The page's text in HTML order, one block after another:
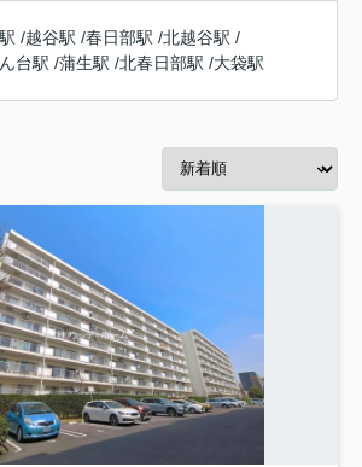
/越谷駅 /春日部駅 /北越谷駅 /
台駅 /蒲生駅 /北春日部駅 /大袋駅